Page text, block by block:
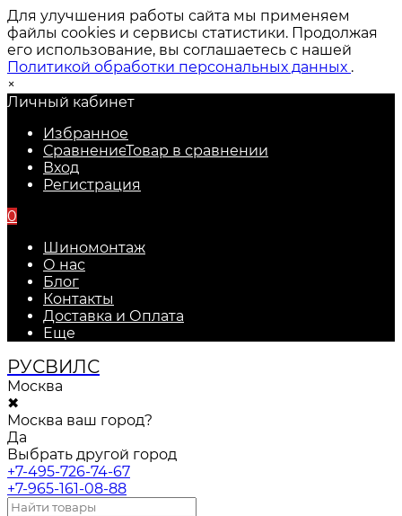
Для улучшения работы сайта мы применяем
файлы cookies и сервисы статистики. Продолжая
его использование, вы соглашаетесь с нашей
Политикой обработки персональных данных .
×
Личный кабинет
Избранное
СравнениеТовар в сравнении
Вход
Регистрация
0
Шиномонтаж
О нас
Блог
Контакты
Доставка и Оплата
Еще
РУСВИЛС
Москва
✖
Москва ваш город?
Да
Выбрать другой город
+7-495-726-74-67
+7-965-161-08-88